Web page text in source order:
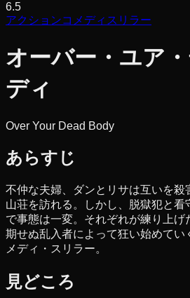
6.5
アクションコメディ スリラー
オーバー・ユア
ディ
Over Your Dead Body
あらすじ
不仲な夫婦、ダンとリサは互いを殺
山荘を訪れる。しかし、脱獄犯と看
で事態は一変。それぞれが練り上
期せぬ乱入者によって狂い始めてい
メディ・スリラー。
見どころ